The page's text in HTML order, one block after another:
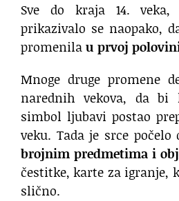
Sve do kraja 14.
prikazivalo se naopako,
promenilau prvoj
Mnoge druge promene
narednih vekova, da bi
simbol ljubavi postao
veku. Tada je srce počelo
brojnim predmetima i
čestitke, karte za igranje,
slično.